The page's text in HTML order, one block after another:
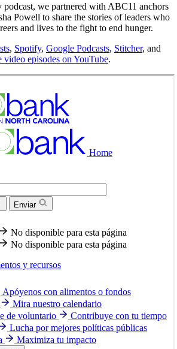
podcast, we partnered with ABC11 anchors
Powell to share the stories of leaders who
and lives to the fight to end hunger.
, Spotify, Google Podcasts, Stitcher, and
video episodes on YouTube.